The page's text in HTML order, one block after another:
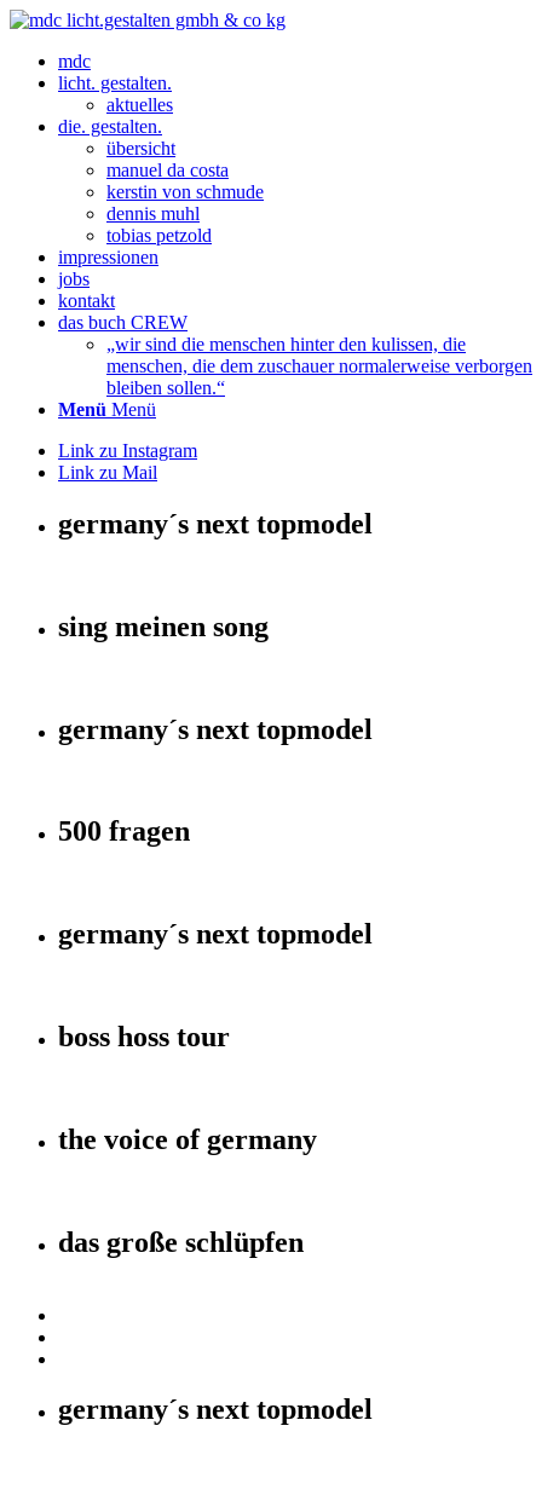
mdc
licht. gestalten.
aktuelles
die. gestalten.
übersicht
manuel da costa
kerstin von schmude
dennis muhl
tobias petzold
impressionen
jobs
kontakt
das buch CREW
„wir sind die menschen hinter den kulissen, die
menschen, die dem zuschauer normalerweise verborgen
bleiben sollen.“
Menü Menü
Link zu Instagram
Link zu Mail
germany´s next topmodel
sing meinen song
germany´s next topmodel
500 fragen
germany´s next topmodel
boss hoss tour
the voice of germany
das große schlüpfen
germany´s next topmodel